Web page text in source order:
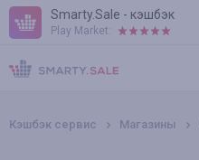
Smarty.Sale - кэшбэк
Play Market:
ПРАВИЛА
ПЛАГИНЫ
Кэшбэк сервис Магазины